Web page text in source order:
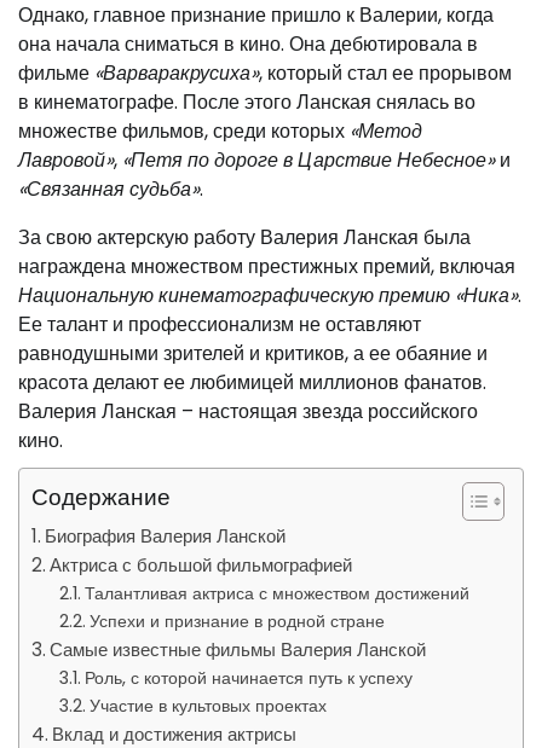
Однако, главное признание пришло к Валерии, когда
она начала сниматься в кино. Она дебютировала в
фильме «Варваракрусиха», который стал ее прорывом
в кинематографе. После этого Ланская снялась во
множестве фильмов, среди которых «Метод
Лавровой», «Петя по дороге в Царствие Небесное»и
«Связанная судьба».
За свою актерскую работу Валерия Ланская была
награждена множеством престижных премий, включая
Национальную кинематографическую премию «Ника».
Ее талант и профессионализм не оставляют
равнодушными зрителей и критиков, а ее обаяние и
красота делают ее любимицей миллионов фанатов.
Валерия Ланская – настоящая звезда российского
кино.
Содержание
Биография Валерия Ланской
Актриса с большой фильмографией
Талантливая актриса с множеством достижений
Успехи и признание в родной стране
Самые известные фильмы Валерия Ланской
Роль, с которой начинается путь к успеху
Участие в культовых проектах
Вклад и достижения актрисы